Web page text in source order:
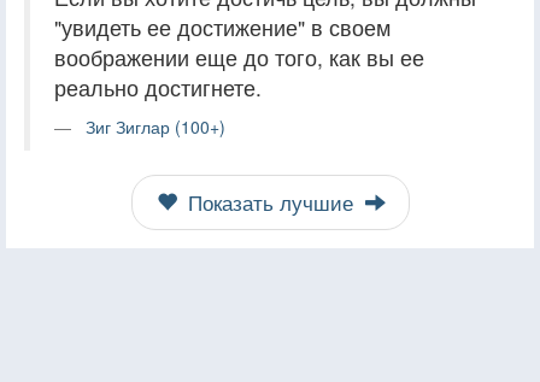
"увидеть ее достижение" в своем
воображении еще до того, как вы ее
реально достигнете.
Зиг Зиглар (100+)
Показать лучшие